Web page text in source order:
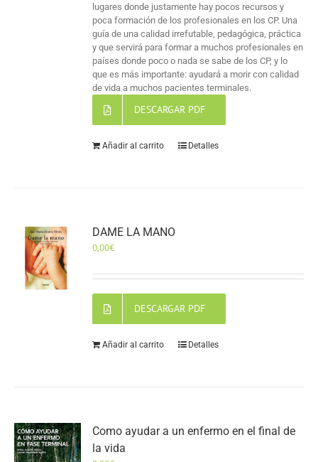
lugares donde justamente hay pocos recursos y
poca formación de los profesionales en los CP. Una
guía de una calidad irrefutable, pedagógica, práctica
y que servirá para formar a muchos profesionales en
países donde poco o nada se sabe de los CP, y lo
que es más importante: ayudará a morir con calidad
de vida a muchos pacientes terminales.
DESCARGAR PDF
Añadir al carrito Detalles
DAME LA MANO
0,00€
DESCARGAR PDF
Añadir al carrito Detalles
Como ayudar a un enfermo en el final de
la vida